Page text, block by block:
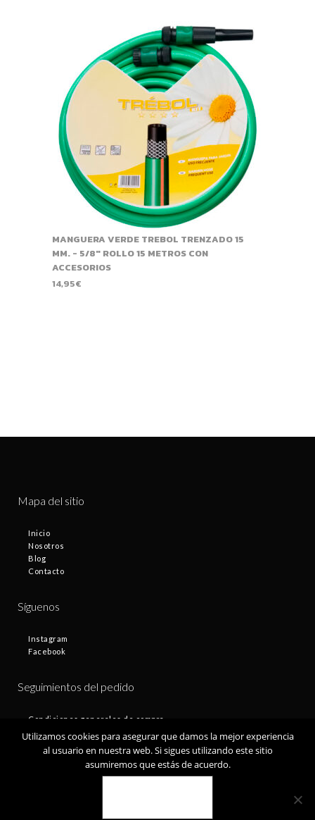
MANGUERA VERDE TREBOL TRENZADO 15
MM. - 5/8" ROLLO 15 METROS CON
ACCESORIOS
14,95€
Mapa del sitio
Inicio
Nosotros
Blog
Contacto
Síguenos
Instagram
Facebook
Seguimientos del pedido
Condiciones generales de compra
Plazos de entrega
Política de privacidad
Política de cookies
Utilizamos cookies para asegurar que damos la mejor experiencia
al usuario en nuestra web. Si sigues utilizando este sitio
asumiremos que estás de acuerdo.